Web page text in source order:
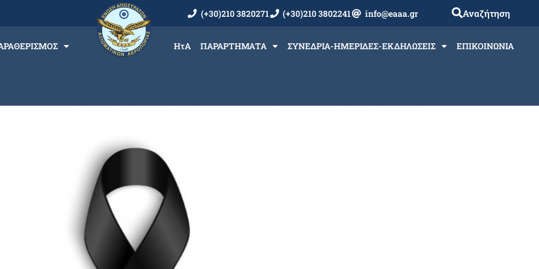
(+30)210 3820271 (+30)210 3802241 info@eaaa.gr Αναζήτηση
ΗτΑ ΠΑΡΑΡΤΗΜΑΤΑ ΣΥΝΕΔΡΙΑ-ΗΜΕΡΙΔΕΣ-ΕΚΔΗΛΩΣΕΙΣ ΕΠΙΚΟΙΝΩΝΙΑ